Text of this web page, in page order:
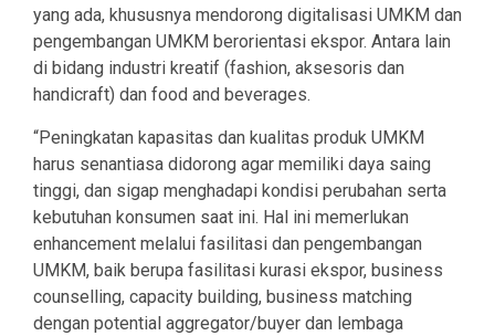
yang ada, khususnya mendorong digitalisasi UMKM dan
pengembangan UMKM berorientasi ekspor. Antara lain
di bidang industri kreatif (fashion, aksesoris dan
handicraft) dan food and beverages.
“Peningkatan kapasitas dan kualitas produk UMKM
harus senantiasa didorong agar memiliki daya saing
tinggi, dan sigap menghadapi kondisi perubahan serta
kebutuhan konsumen saat ini. Hal ini memerlukan
enhancement melalui fasilitasi dan pengembangan
UMKM, baik berupa fasilitasi kurasi ekspor, business
counselling, capacity building, business matching
dengan potential aggregator/buyer dan lembaga